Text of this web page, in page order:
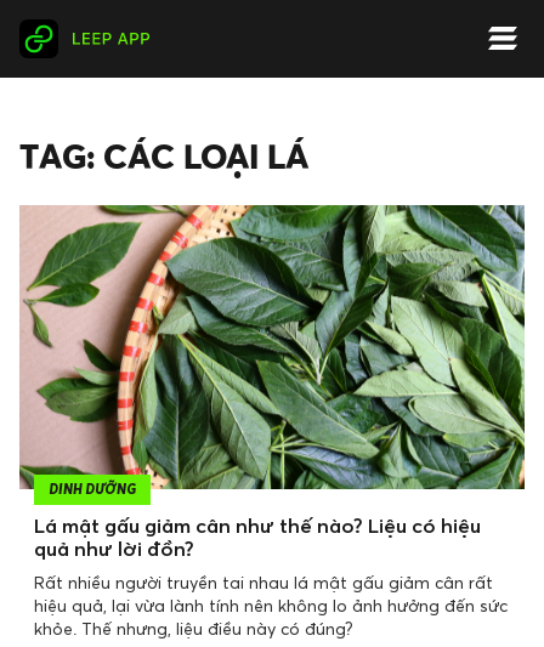
TAG: CÁC LOẠI LÁ
DINH DƯỠNG
Lá mật gấu giảm cân như thế nào? Liệu có hiệu
quả như lời đồn?
Rất nhiều người truyền tai nhau lá mật gấu giảm cân rất
hiệu quả, lại vừa lành tính nên không lo ảnh hưởng đến sức
khỏe. Thế nhưng, liệu điều này có đúng?